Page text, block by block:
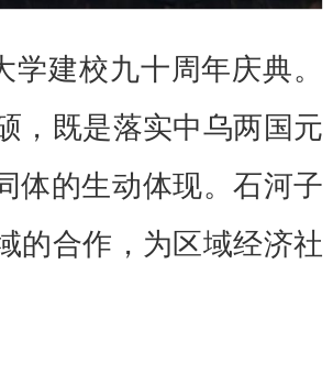
建校九十周年庆典。
，既是落实中乌两国元
体的生动体现。石河子
的合作，为区域经济社